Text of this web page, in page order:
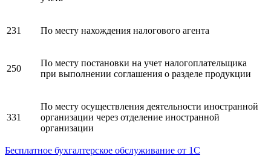
231 По месту нахождения налогового агента
250
По месту постановки на учет налогоплательщика
при выполнении соглашения о разделе продукции
331
По месту осуществления деятельности иностранной
организации через отделение иностранной
организации
Бесплатное бухгалтерское обслуживание от 1С